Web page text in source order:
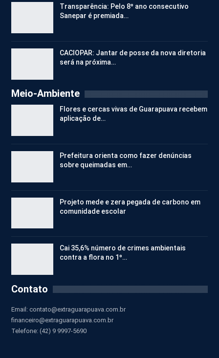
Transparência: Pelo 8º ano consecutivo
Sanepar é premiada…
CACIOPAR: Jantar de posse da nova diretoria
será na próxima…
Meio-Ambiente
Flores e cercas vivas de Guarapuava recebem
aplicação de…
Prefeitura orienta como fazer denúncias
sobre queimadas em…
Projeto mede e zera pegada de carbono em
comunidade escolar
Cai 35,6% número de crimes ambientais
contra a flora no 1º…
Contato
Email: contato@extraguarapuava.com.br
financeiro@extraguarapuava.com.br
Telefone: (42) 9 9997-5690